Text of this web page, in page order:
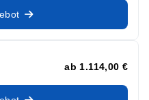
ab 1.114,00 €